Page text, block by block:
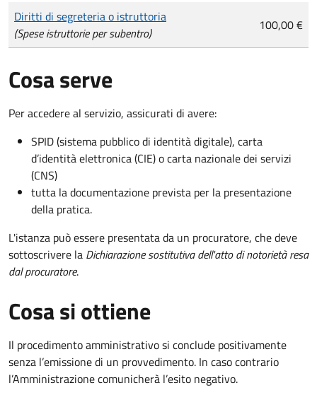
Tipo di pagamento
Importo
Diritti di segreteria o istruttoria
(Spese istruttorie per subentro)
100,00 €
Cosa serve
Per accedere al servizio, assicurati di avere:
SPID (sistema pubblico di identità digitale), carta
d’identità elettronica (CIE) o carta nazionale dei servizi
(CNS)
tutta la documentazione prevista per la presentazione
della pratica.
L'istanza può essere presentata da un procuratore, che deve
sottoscrivere la Dichiarazione sostitutiva dell'atto di notorietà resa
dal procuratore.
Cosa si ottiene
Il procedimento amministrativo si conclude positivamente
senza l’emissione di un provvedimento. In caso contrario
l’Amministrazione comunicherà l’esito negativo.